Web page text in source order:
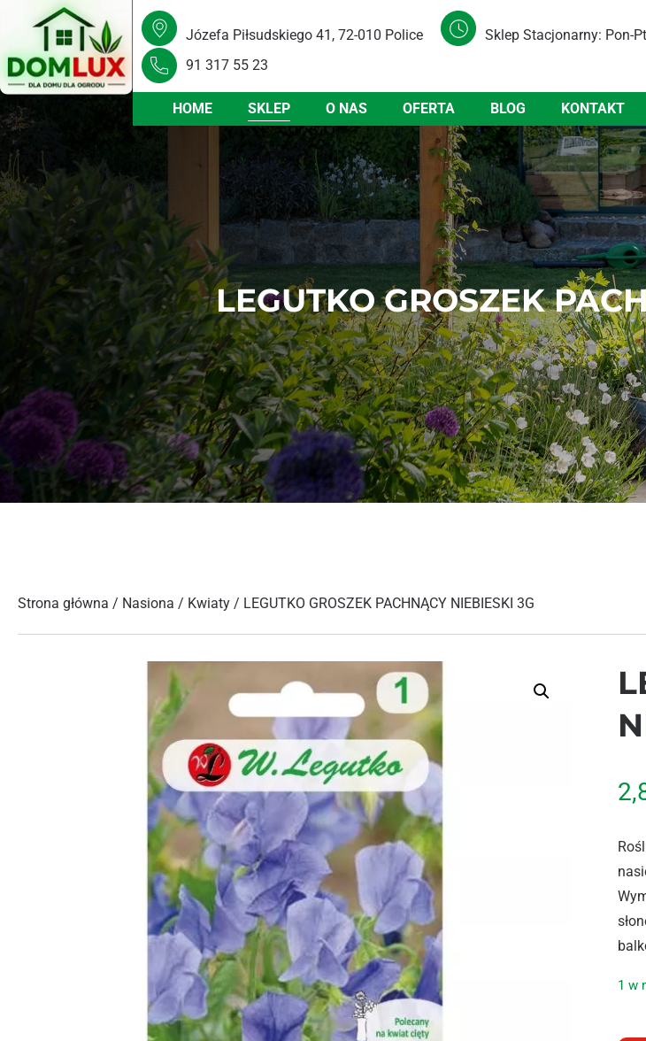
Józefa Piłsudskiego 41, 72-010 Police Sklep Stacjonarny: Pon-
91 317 55 23
HOME SKLEP O NAS OFERTA BLOG KONTAKT
LEGUTKO GROSZEK
Strona główna / Nasiona / Kwiaty / LEGUTKO GROSZEK PACHNĄCY NIEBIESKI 3G
1 w